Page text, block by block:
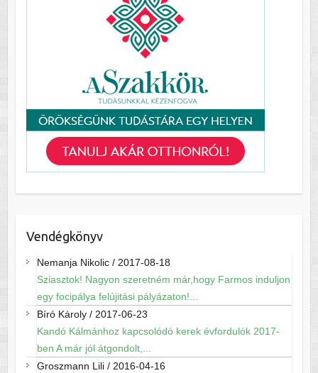
Vendégkönyv
Nemanja Nikolic/ 2017-08-18
Sziasztok! Nagyon szeretném már,hogy Farmos induljon
egy focipálya felújitási pályázaton!...
Bíró Károly/ 2017-06-23
Kandó Kálmánhoz kapcsolódó kerek évfordulók 2017-
ben A már jól átgondolt,...
Groszmann Lili/ 2016-04-16